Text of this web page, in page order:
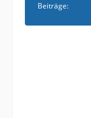
Beiträge